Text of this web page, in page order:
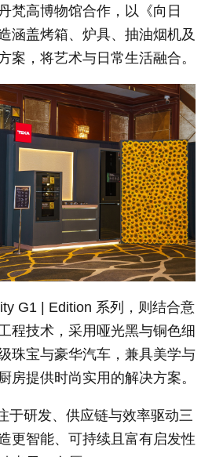
梵高博物馆合作，以《向日
涵盖烤箱、炉具、抽油烟机及
案，将艺术与日常生活融合。
G1 | Edition 系列，则结合意
程技术，采用哑光黑与铜色细
珠宝与豪华汽车，兼具美学与
房提供时尚实用的解决方案。
于研发、供应链与效率驱动三
更智能、可持续且富有启发性